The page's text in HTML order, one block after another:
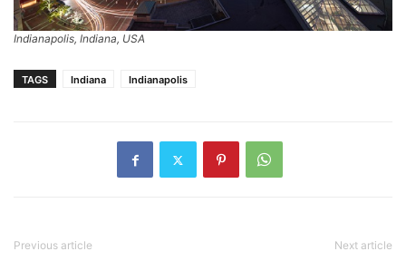
Indianapolis, Indiana, USA
TAGS Indiana Indianapolis
Previous article Next article